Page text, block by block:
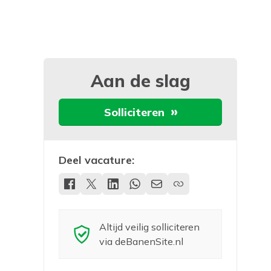
Aan de slag
Solliciteren
Deel vacature:
Altijd veilig solliciteren
via deBanenSite.nl